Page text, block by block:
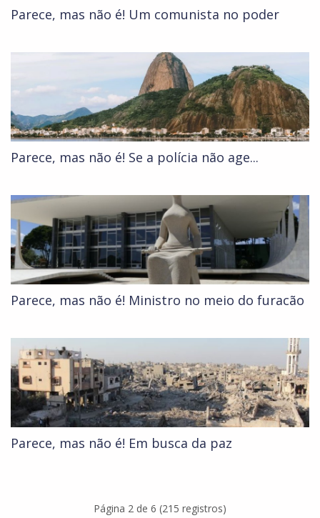
Parece, mas não é! Um comunista no poder
Parece, mas não é! Se a polícia não age...
Parece, mas não é! Ministro no meio do furacão
Parece, mas não é! Em busca da paz
Página 2 de 6 (215 registros)